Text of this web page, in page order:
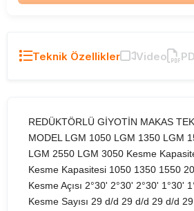
Teknik Özellikler Video
REDÜKTÖRLÜ GİYOTİN MAKAS
MODEL LGM 1050 LGM 1350 LGM
LGM 2550 LGM 3050 Kesme
Kesme Kapasitesi 1050 1350 1550
Kesme Açısı 2°30' 2°30' 2°30' 1°30'
Kesme Sayısı 29 d/d 29 d/d 29 d/d